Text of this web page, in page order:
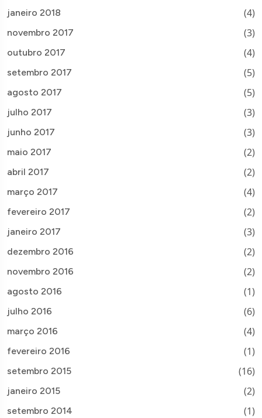
janeiro 2018 (4)
novembro 2017 (3)
outubro 2017 (4)
setembro 2017 (5)
agosto 2017 (5)
julho 2017 (3)
junho 2017 (3)
maio 2017 (2)
abril 2017 (2)
março 2017 (4)
fevereiro 2017 (2)
janeiro 2017 (3)
dezembro 2016 (2)
novembro 2016 (2)
agosto 2016 (1)
julho 2016 (6)
março 2016 (4)
fevereiro 2016 (1)
setembro 2015 (16)
janeiro 2015 (2)
setembro 2014 (1)